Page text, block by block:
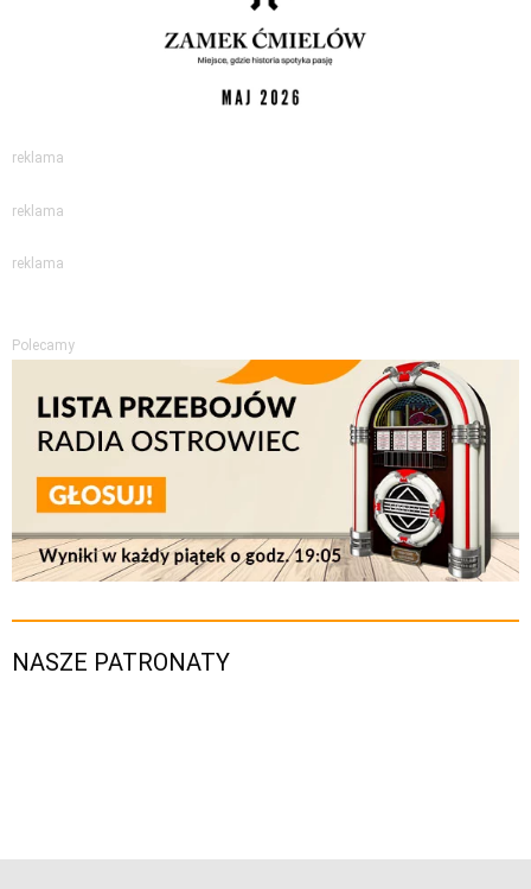
reklama
reklama
reklama
Polecamy
NASZE PATRONATY